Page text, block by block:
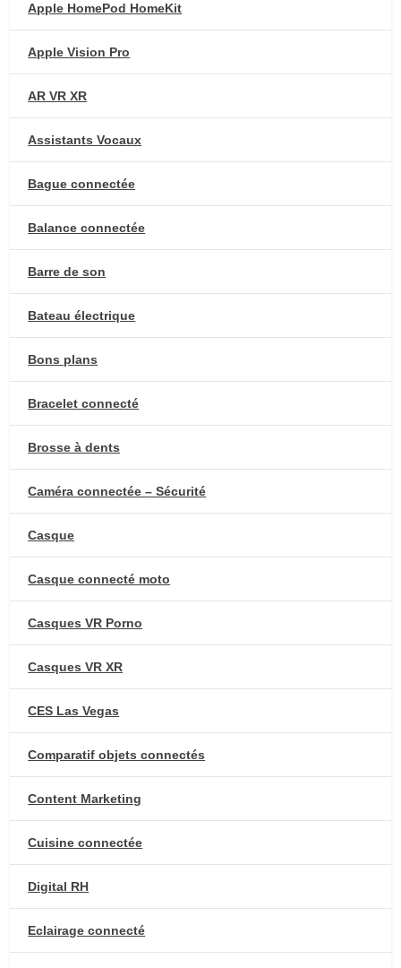
Apple HomePod HomeKit
Apple Vision Pro
AR VR XR
Assistants Vocaux
Bague connectée
Balance connectée
Barre de son
Bateau électrique
Bons plans
Bracelet connecté
Brosse à dents
Caméra connectée – Sécurité
Casque
Casque connecté moto
Casques VR Porno
Casques VR XR
CES Las Vegas
Comparatif objets connectés
Content Marketing
Cuisine connectée
Digital RH
Eclairage connecté